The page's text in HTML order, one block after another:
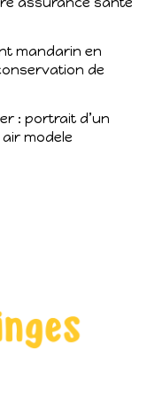
mandarin en
de
: portrait d’un
modele